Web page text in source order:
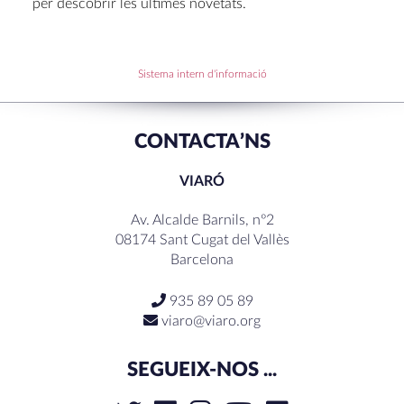
RECENT COMMENTS
per descobrir les últimes novetats.
Sistema intern d'informació
CONTACTA’NS
VIARÓ
Av. Alcalde Barnils, nº2
08174 Sant Cugat del Vallès
Barcelona
935 89 05 89
viaro@viaro.org
SEGUEIX-NOS ...